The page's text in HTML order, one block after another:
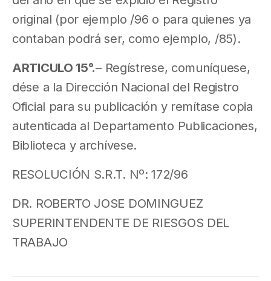
original (por ejemplo /96 o para quienes ya
contaban podrá ser, como ejemplo, /85).
ARTICULO 15°.– Regístrese, comuníquese,
dése a la Dirección Nacional del Registro
Oficial para su publicación y remítase copia
autenticada al Departamento Publicaciones,
Biblioteca y archívese.
RESOLUCIÓN S.R.T. Nº: 172/96
DR. ROBERTO JOSE DOMINGUEZ
SUPERINTENDENTE DE RIESGOS DEL
TRABAJO